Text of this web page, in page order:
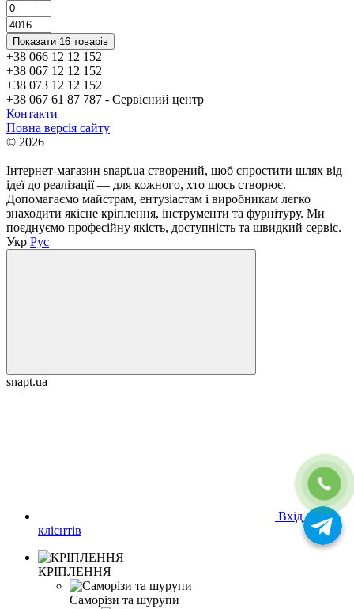
Показати 16 товарів
+38 066 12 12 152
+38 067 12 12 152
+38 073 12 12 152
+38 067 61 87 787 - Сервісний центр
Контакти
Повна версія сайту
© 2026
Інтернет-магазин snapt.ua створений, щоб спростити шлях від
ідеї до реалізації — для кожного, хто щось створює.
Допомагаємо майстрам, ентузіастам і виробникам легко
знаходити якісне кріплення, інструменти та фурнітуру. Ми
поєднуємо професійну якість, доступність та швидкий сервіс.
Укр Рус
snapt.ua
Вхід для
клієнтів
КРІПЛЕННЯ
Саморізи та шурупи